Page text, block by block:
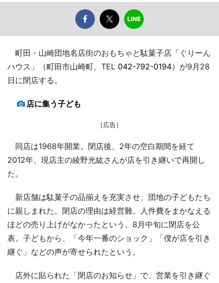
町田・山崎団地名店街のおもちゃと駄菓子店「ぐりーん
ハウス」（町田市山崎町、TEL 042-792-0194）が9月28
日に閉店する。
店に集う子ども
［広告］
同店は1968年開業。閉店後、2年の空白期間を経て
2012年、現店主の綾野光紘さんが店を引き継いで再開し
た。
新店舗は駄菓子の品揃えを充実させ、団地の子どもたち
に親しまれた。閉店の理由は経営難。人件費をまかなえる
ほどの売り上げがなかったという。8月中旬に閉店を公
表。子どもから、「今年一番のショック」「僕が店を引き
継ぐ」などの声が寄せられたという。
店外に貼られた「閉店のお知らせ」で、営業を引き継ぐ